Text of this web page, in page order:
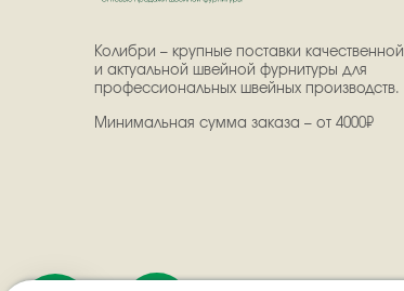
Колибри – крупные поставки качественной
и актуальной швейной фурнитуры для
профессиональных швейных производств.
Минимальная сумма заказа – от 4000₽